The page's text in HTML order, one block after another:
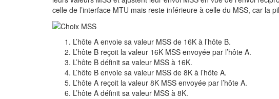
celle de l’interface MTU mais reste inférieure à celle du MSS, car la
L’hôte A envoie sa valeur MSS de 16K à l’hôte B.
L’hôte B reçoit la valeur 16K MSS envoyée par l’hôte A.
L’hôte B définit sa valeur MSS à 16K.
L’hôte B envoie sa valeur MSS de 8K à l’hôte A.
L’hôte A reçoit la valeur 8K MSS envoyée par l’hôte A.
L’hôte A définit sa valeur MSS à 8K.